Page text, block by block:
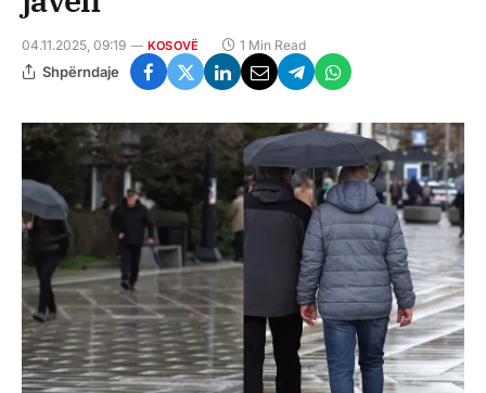
04.11.2025, 09:19 KOSOVË 1 Min Read
Shpërndaje